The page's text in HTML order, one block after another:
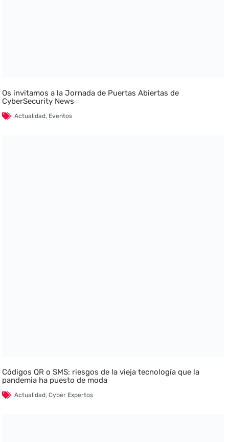
Os invitamos a la Jornada de Puertas Abiertas de
CyberSecurity News
Actualidad, Eventos
Códigos QR o SMS: riesgos de la vieja tecnología que la
pandemia ha puesto de moda
Actualidad,Cyber Expertos